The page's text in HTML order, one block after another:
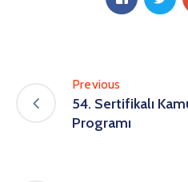
Previous
54. Sertifikalı
Programı